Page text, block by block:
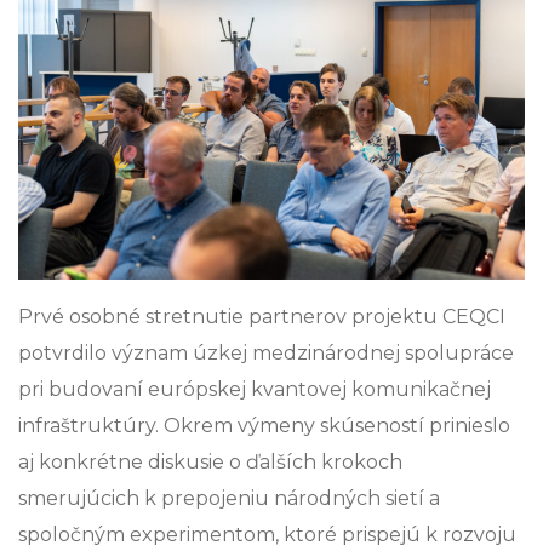
Prvé osobné stretnutie partnerov projektu CEQCI
potvrdilo význam úzkej medzinárodnej spolupráce
pri budovaní európskej kvantovej komunikačnej
infraštruktúry. Okrem výmeny skúseností prinieslo
aj konkrétne diskusie o ďalších krokoch
smerujúcich k prepojeniu národných sietí a
spoločným experimentom, ktoré prispejú k rozvoju